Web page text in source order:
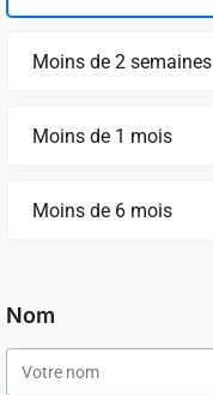
Moins de 2 semaines
Moins de 1 mois
Moins de 6 mois
Nom